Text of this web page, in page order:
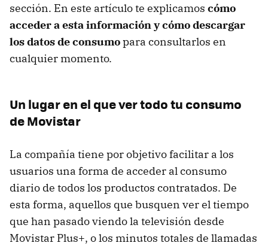
sección. En este artículo te explicamos cómo
acceder a esta información y cómo descargar
los datos de consumopara consultarlos en
cualquier momento.
Un lugar en el que ver todo tu consumo
de Movistar
La compañía tiene por objetivo facilitar a los
usuarios una forma de acceder al consumo
diario de todos los productos contratados. De
esta forma, aquellos que busquen ver el tiempo
que han pasado viendo la televisión desde
Movistar Plus+, o los minutos totales de llamadas